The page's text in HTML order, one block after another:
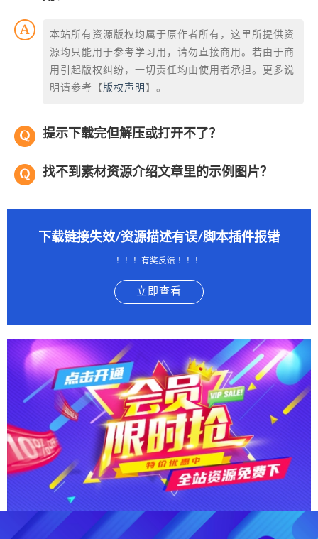
本站所有资源版权均属于原作者所有，这里所提供资
源均只能用于参考学习用，请勿直接商用。若由于商
用引起版权纠纷，一切责任均由使用者承担。更多说
明请参考【 版权声明 】。
提示下载完但解压或打开不了？
找不到素材资源介绍文章里的示例图片？
下载链接失效/资源描述有误/脚本插件报错
！！！有奖反馈 ！！！
立即查看